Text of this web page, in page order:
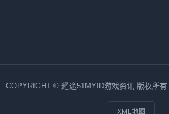
COPYRIGHT © 耀途51MYID游戏资讯 版权所有
XML地图